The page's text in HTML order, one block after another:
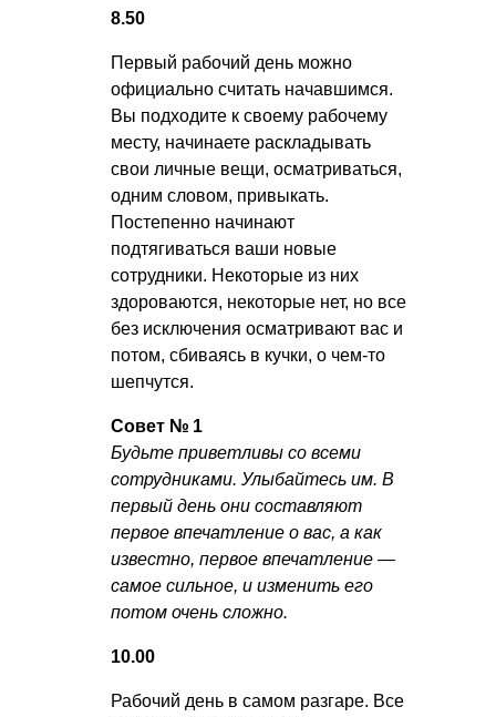
8.50
Первый рабочий день можно
официально считать начавшимся.
Вы подходите к своему рабочему
месту, начинаете раскладывать
свои личные вещи, осматриваться,
одним словом, привыкать.
Постепенно начинают
подтягиваться ваши новые
сотрудники. Некоторые из них
здороваются, некоторые нет, но все
без исключения осматривают вас и
потом, сбиваясь в кучки, о чем-то
шепчутся.
Совет № 1
Будьте приветливы со всеми
сотрудниками. Улыбайтесь им. В
первый день они составляют
первое впечатление о вас, а как
известно, первое впечатление —
самое сильное, и изменить его
потом очень сложно.
10.00
Рабочий день в самом разгаре. Все